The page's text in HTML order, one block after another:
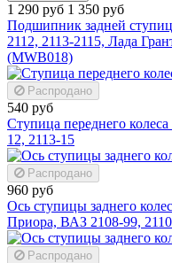
1 290 руб 1 350 руб
Подшипник задней
2112, 2113-2115, Лада
(MWB018)
Распродано
540 руб
Ступица переднего
12, 2113-15
Распродано
960 руб
Ось ступицы заднего
Приора, ВАЗ 2108-99,
Распродано